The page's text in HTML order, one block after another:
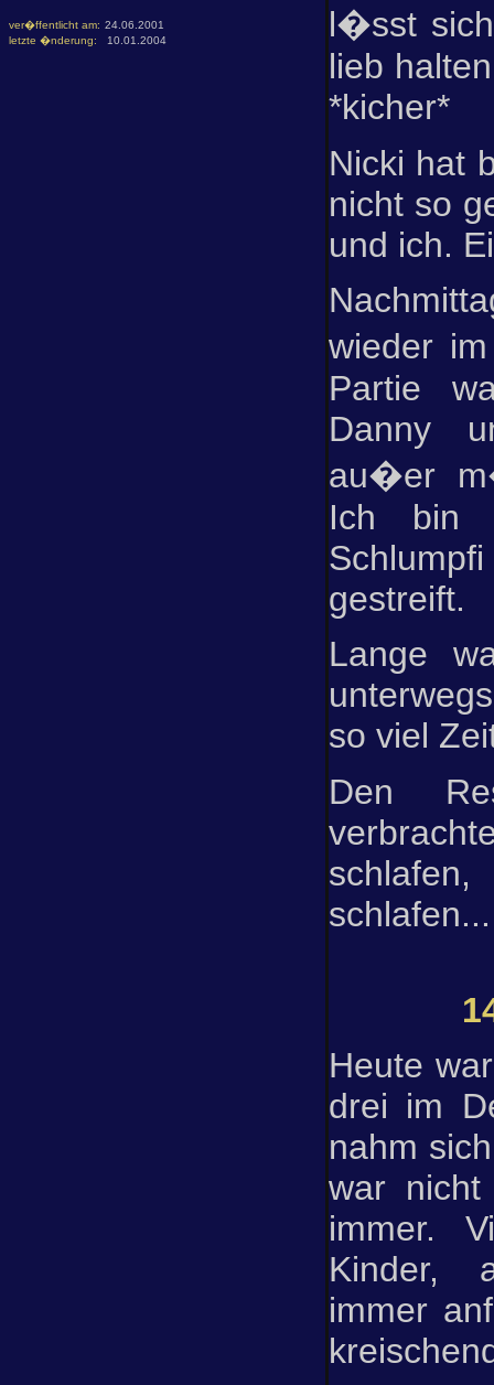
ver�ffentlicht am: 24.06.2001
letzte �nderung:
10.01.2004
l�sst
lieb
*kicher*
Nicki hat
nicht so
und ich.
wieder
Partie
Danny
au�er
Ich bin
gestreift.
Lange
so viel
Den
schlafen...
Heute
drei im
nahm
war
immer.
Kinder,
immer